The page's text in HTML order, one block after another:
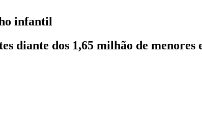
infantil
diante dos 1,65 milhão de